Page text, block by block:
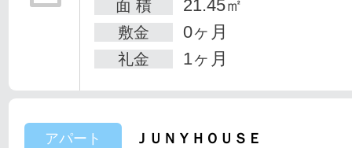
面 積 21.45㎡
敷金 0ヶ月
礼金 1ヶ月
アパート ＪＵＮＹＨＯＵＳＥ